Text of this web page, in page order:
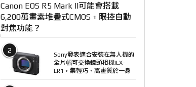
Canon EOS R5 Mark II可能會搭載
6,200萬畫素堆疊式CMOS + 眼控自動
對焦功能？
2
Sony發表適合安裝在無人機的
全片幅可交換鏡頭相機ILX-
LR1，集輕巧、高畫質於一身